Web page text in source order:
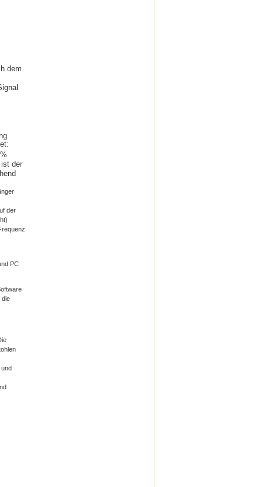
dem
der
der
PC
die
und